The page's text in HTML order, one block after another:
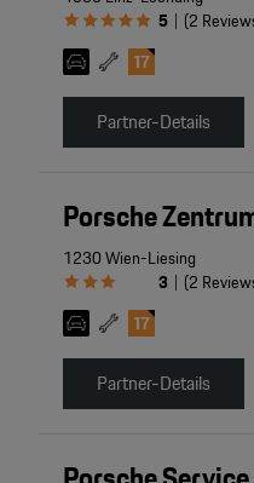
5 | (2
Partner-Details
Porsche
1230 Wien-Liesing
3 | (2
Partner-Details